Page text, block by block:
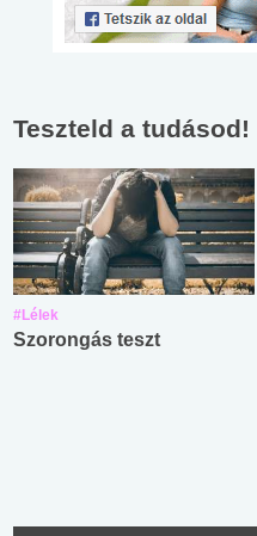
Teszteld a tudásod!
#Lélek
Szorongás teszt